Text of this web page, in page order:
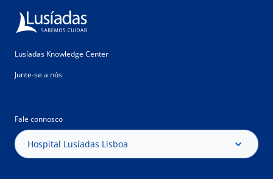
Lusíadas Knowledge Center
Junte-se a nós
Fale connosco
Hospital Lusíadas Lisboa